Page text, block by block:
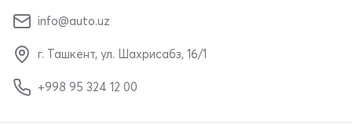
info@auto.uz
г. Ташкент, ул. Шахрисабз, 16/1
+998 95 324 12 00